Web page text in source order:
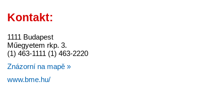
Kontakt:
1111 Budapest
Műegyetem rkp. 3.
(1) 463-1111 (1) 463-2220
Znázorní na mapě »
www.bme.hu/